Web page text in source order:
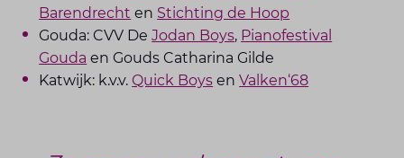
Barendrecht en Stichting de Hoop
Gouda: CVV DeJodan Boys, Pianofestival
Gouda en Gouds Catharina Gilde
Katwijk: k.v.v. Quick Boys enValken‘68